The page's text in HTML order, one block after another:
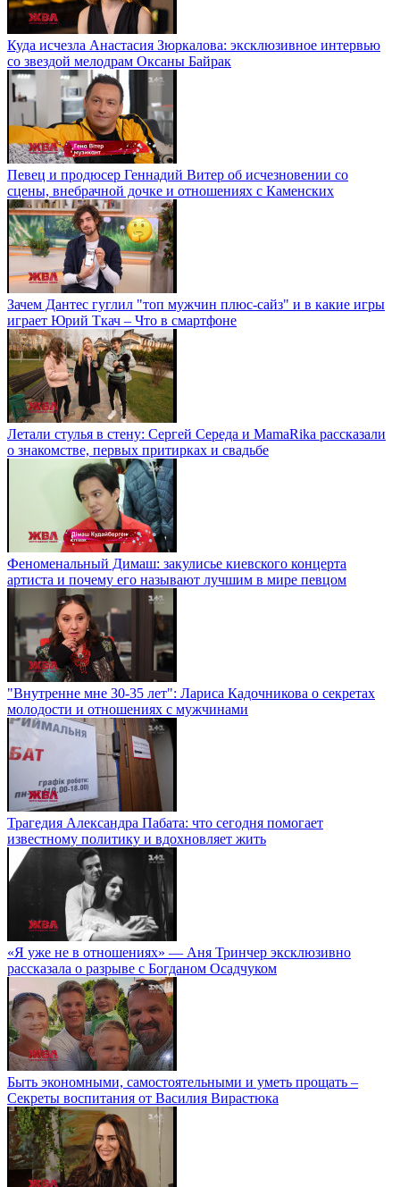
Куда исчезла Анастасия Зюркалова: эксклюзивное интервью
со звездой мелодрам Оксаны Байрак
Певец и продюсер Геннадий Витер об исчезновении со
сцены, внебрачной дочке и отношениях с Каменских
Зачем Дантес гуглил "топ мужчин плюс-сайз" и в какие игры
играет Юрий Ткач – Что в смартфоне
Летали стулья в стену: Сергей Середа и MamaRika рассказали
о знакомстве, первых притирках и свадьбе
Феноменальный Димаш: закулисье киевского концерта
артиста и почему его называют лучшим в мире певцом
"Внутренне мне 30-35 лет": Лариса Кадочникова о секретах
молодости и отношениях с мужчинами
Трагедия Александра Пабата: что сегодня помогает
известному политику и вдохновляет жить
«Я уже не в отношениях» — Аня Тринчер эксклюзивно
рассказала о разрыве с Богданом Осадчуком
Быть экономными, самостоятельными и уметь прощать –
Секреты воспитания от Василия Вирастюка